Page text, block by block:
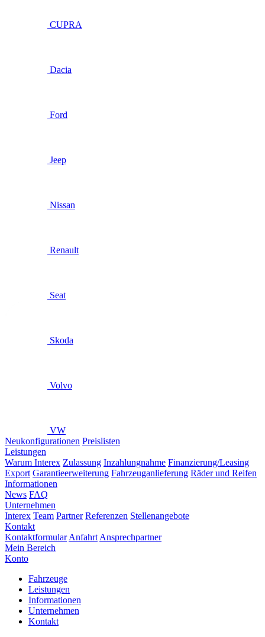
CUPRA
Dacia
Ford
Jeep
Nissan
Renault
Seat
Skoda
Volvo
VW
Neukonfigurationen Preislisten
Leistungen
Warum Interex Zulassung Inzahlungnahme Finanzierung/Leasing
Export Garantieerweiterung Fahrzeuganlieferung Räder und Reifen
Informationen
News FAQ
Unternehmen
Interex Team Partner Referenzen Stellenangebote
Kontakt
Kontaktformular Anfahrt Ansprechpartner
Mein Bereich
Konto
Fahrzeuge
Leistungen
Informationen
Unternehmen
Kontakt